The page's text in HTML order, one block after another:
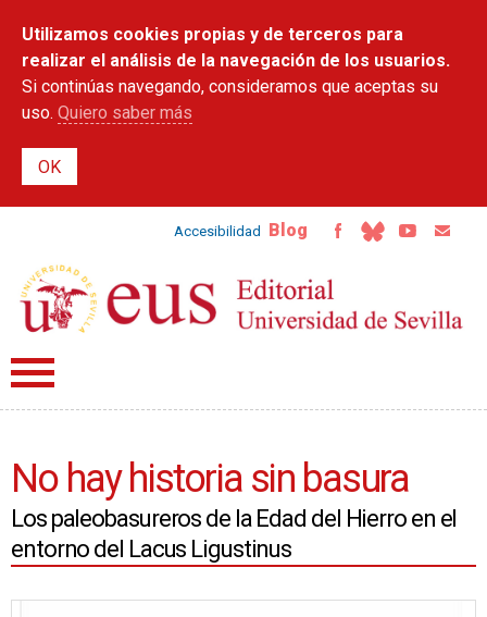
contenido
principal
Utilizamos cookies propias y de terceros para
realizar el análisis de la navegación de los usuarios.
Si continúas navegando, consideramos que aceptas su
uso. Quiero saber más
Accesibilidad Blog
No hay historia sin basura
Los paleobasureros de la Edad del Hierro en el
entorno del Lacus Ligustinus